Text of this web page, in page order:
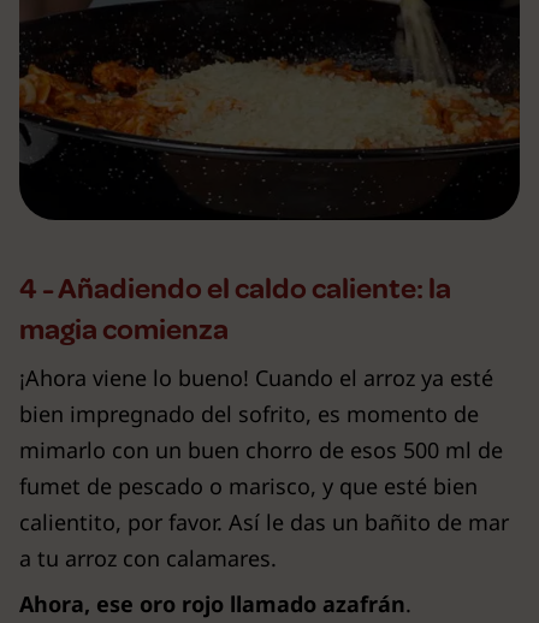
4 - Añadiendo el caldo caliente: la
magia comienza
¡Ahora viene lo bueno! Cuando el arroz ya esté
bien impregnado del sofrito, es momento de
mimarlo con un buen chorro de esos 500 ml de
fumet de pescado o marisco, y que esté bien
calientito, por favor. Así le das un bañito de mar
a tu arroz con calamares.
Ahora, ese oro rojo llamado azafrán.